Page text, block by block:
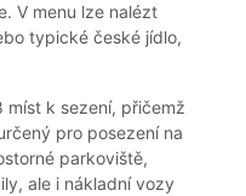
V menu lze nalézt
typické české jídlo,
míst k sezení, přičemž
pro posezení na
parkoviště,
ale i nákladní vozy